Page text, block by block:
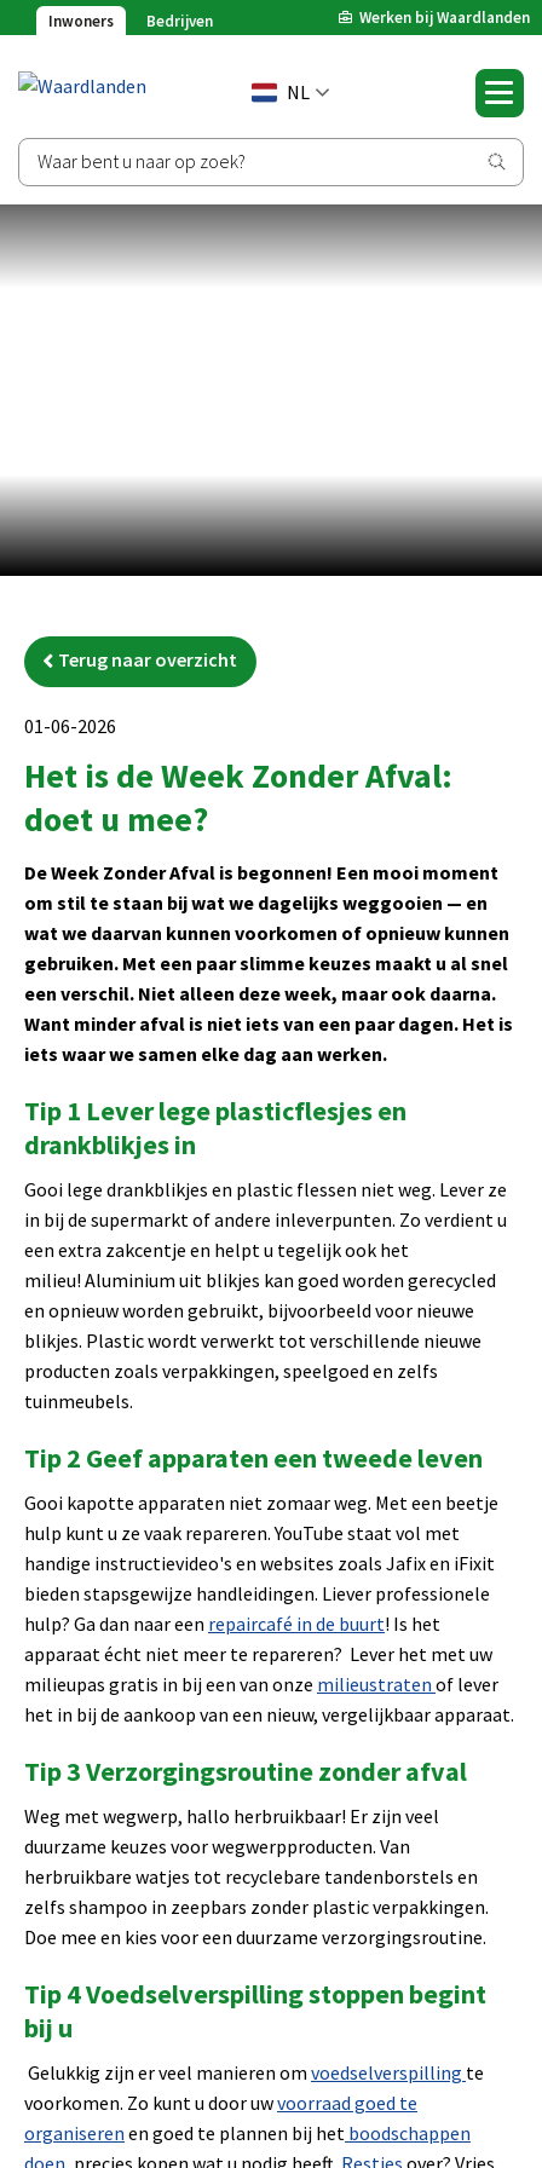
Inwoners Bedrijven Werken bij Waardlanden
NL
Terug naar overzicht
01-06-2026
Het is de Week Zonder Afval:
doet u mee?
De Week Zonder Afval is begonnen! Een mooi moment
om stil te staan bij wat we dagelijks weggooien — en
wat we daarvan kunnen voorkomen of opnieuw kunnen
gebruiken. Met een paar slimme keuzes maakt u al snel
een verschil. Niet alleen deze week, maar ook daarna.
Want minder afval is niet iets van een paar dagen. Het is
iets waar we samen elke dag aan werken.
Tip 1 Lever lege plasticflesjes en
drankblikjes in
Gooi lege drankblikjes en plastic flessen niet weg. Lever ze
in bij de supermarkt of andere inleverpunten. Zo verdient u
een extra zakcentje en helpt u tegelijk ook het
milieu! Aluminium uit blikjes kan goed worden gerecycled
en opnieuw worden gebruikt, bijvoorbeeld voor nieuwe
blikjes. Plastic wordt verwerkt tot verschillende nieuwe
producten zoals verpakkingen, speelgoed en zelfs
tuinmeubels.
Tip 2 Geef apparaten een tweede leven
Gooi kapotte apparaten niet zomaar weg. Met een beetje
hulp kunt u ze vaak repareren. YouTube staat vol met
handige instructievideo's en websites zoals Jafix en iFixit
bieden stapsgewijze handleidingen. Liever professionele
hulp? Ga dan naar een repaircafé in de buurt! Is het
apparaat écht niet meer te repareren? Lever het met uw
milieupas gratis in bij een van onze milieustraten of lever
het in bij de aankoop van een nieuw, vergelijkbaar apparaat.
Tip 3 Verzorgingsroutine zonder afval
Weg met wegwerp, hallo herbruikbaar! Er zijn veel
duurzame keuzes voor wegwerpproducten. Van
herbruikbare watjes tot recyclebare tandenborstels en
zelfs shampoo in zeepbars zonder plastic verpakkingen.
Doe mee en kies voor een duurzame verzorgingsroutine.
Tip 4 Voedselverspilling stoppen begint
bij u
Gelukkig zijn er veel manieren om voedselverspilling te
voorkomen. Zo kunt u door uwvoorraad goed te
organiseren en goed te plannen bij het boodschappen
doen , precies kopen wat u nodig heeft. Restjes over? Vries